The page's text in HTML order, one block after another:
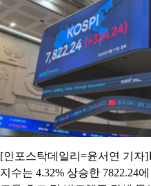
[인포스탁데일리=윤서연 기
지수는 4.32% 상승한 7822.24